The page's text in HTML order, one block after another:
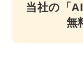
当社の「
無